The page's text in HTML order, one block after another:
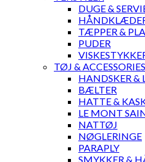
DUGE &
TÆPPER &
PUDER
TØJ & ACCESSORIES
HANDSKER &
BÆLTER
HATTE &
LE MONT
NATTØJ
NØGLERINGE
PARAPLY
SMYKKER &